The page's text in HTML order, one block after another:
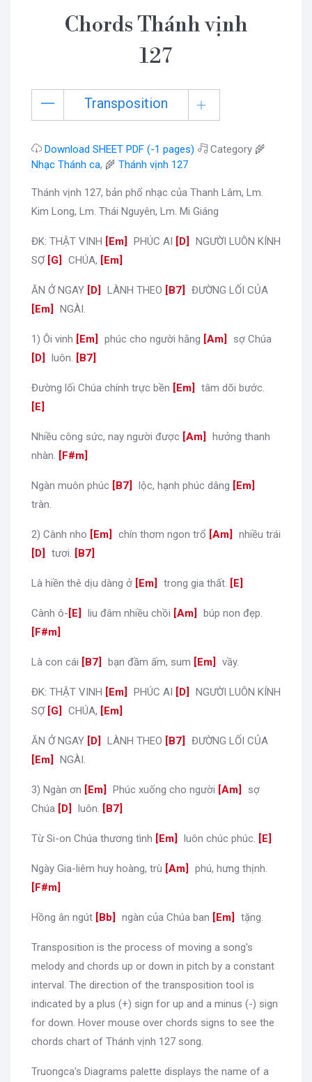
Chords Thánh vịnh
127
Transposition
Download SHEET PDF (-1 pages)
Category 🌾
Nhạc Thánh ca, 🌾 Thánh vịnh 127
Thánh vịnh 127, bản phổ nhạc của Thanh Lâm, Lm.
Kim Long, Lm. Thái Nguyên, Lm. Mi Giáng
ĐK: THẬT VINH [Em PHÚC AI [D
NGƯỜI LUÔN KÍNH
SỢ [G CHÚA, [Em
ĂN Ở NGAY [D LÀNH THEO [B7 ĐƯỜNG LỐI CỦA
Em
NGÀI.
1) Ôi vinh [Em phúc cho người hằng [Am sợ Chúa
D
luôn. [B7
Đường lối Chúa chính trực bền [Em tâm dõi bước.
E
Nhiều công sức, nay người được [Am
hưởng thanh
nhàn. [F#m
Ngàn muôn phúc [B7 lộc, hạnh phúc dâng [Em
tràn.
2) Cành nho [Em chín thơm ngon trổ [Am
nhiều trái
[D tươi. [B7
Là hiền thê dịu dàng ở [Em trong gia thất. [E
Cành ô- [E liu đâm nhiều chồi [Am búp non đẹp.
F#m
Là con cái [B7 bạn đầm ấm, sum [Em vầy.
ĐK: THẬT VINH [Em PHÚC AI [D
NGƯỜI LUÔN KÍNH
SỢ [G CHÚA, [Em
ĂN Ở NGAY [D LÀNH THEO [B7 ĐƯỜNG LỐI CỦA
Em
NGÀI.
3) Ngàn ơn [Em Phúc xuống cho người [Am
sợ
Chúa [D luôn. [B7
Từ Si-on Chúa thương tình [Em luôn chúc phúc. [E
Ngày Gia-liêm huy hoàng, trù [Am phú, hưng thịnh.
F#m
Hồng ân ngút [Bb ngàn của Chúa ban [Em tặng.
Transposition is the process of moving a song's
melody and chords up or down in pitch by a constant
interval. The direction of the transposition tool is
indicated by a plus (+) sign for up and a minus (-) sign
for down. Hover mouse over chords signs to see the
chords chart of Thánh vịnh 127 song.
Truongca's Diagrams palette displays the name of a